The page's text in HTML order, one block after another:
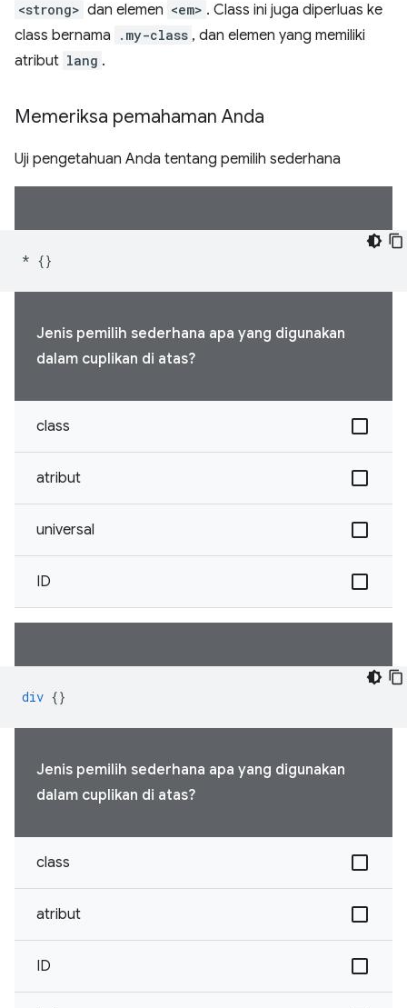
<strong> dan elemen <em> . Class ini juga diperluas ke
class bernama
.my-class , dan elemen yang memiliki
atribut lang .
Memeriksa pemahaman Anda
Uji pengetahuan Anda tentang pemilih sederhana
* {}
Jenis pemilih sederhana apa yang digunakan
dalam cuplikan di atas?
class
atribut
universal
ID
div {}
Jenis pemilih sederhana apa yang digunakan
dalam cuplikan di atas?
class
atribut
ID